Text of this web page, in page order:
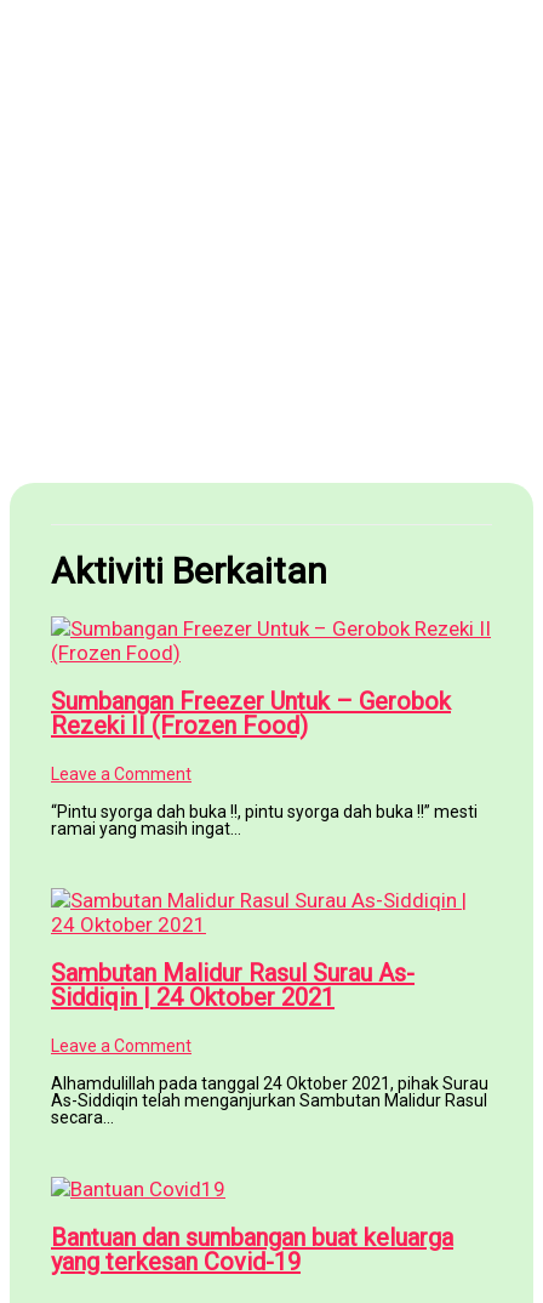
Aktiviti Berkaitan
Sumbangan Freezer Untuk – Gerobok
Rezeki II (Frozen Food)
Leave a Comment
“Pintu syorga dah buka !!, pintu syorga dah buka !!” mesti
ramai yang masih ingat…
Sambutan Malidur Rasul Surau As-
Siddiqin | 24 Oktober 2021
Leave a Comment
Alhamdulillah pada tanggal 24 Oktober 2021, pihak Surau
As-Siddiqin telah menganjurkan Sambutan Malidur Rasul
secara…
Bantuan dan sumbangan buat keluarga
yang terkesan Covid-19